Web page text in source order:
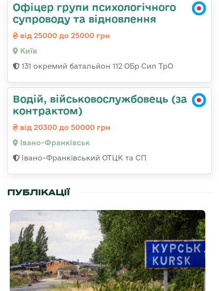
Офіцер групи психологічного
супроводу та відновлення
від 25000 до 25000 грн
Київ
131 окремий батальйон 112 ОБр Сил ТрО
Водій, військовослужбовець (за
контрактом)
від 20300 до 50000 грн
Івано-Франківськ
Івано-Франківський ОТЦК та СП
ПУБЛІКАЦІЇ